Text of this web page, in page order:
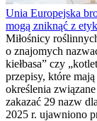
Unia Europejska
mogą zniknąć z
Miłośnicy
o znajomych
kiełbasa” czy
przepisy, które
określenia
zakazać 29 nazw
2025 r. ujawniono